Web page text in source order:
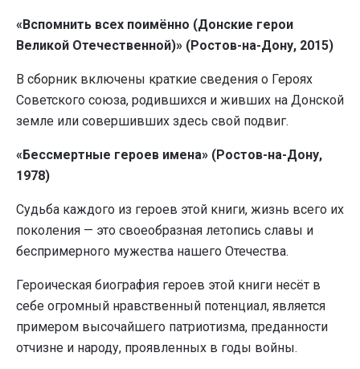
«Вспомнить всех поимённо (Донские герои
Великой Отечественной)» (Ростов-на-Дону, 2015)
В сборник включены краткие сведения о Героях
Советского союза, родившихся и живших на Донской
земле или совершивших здесь свой подвиг.
«Бессмертные героев имена» (Ростов-на-Дону,
1978)
Судьба каждого из героев этой книги, жизнь всего их
поколения — это своеобразная летопись славы и
беспримерного мужества нашего Отечества.
Героическая биография героев этой книги несёт в
себе огромный нравственный потенциал, является
примером высочайшего патриотизма, преданности
отчизне и народу, проявленных в годы войны.